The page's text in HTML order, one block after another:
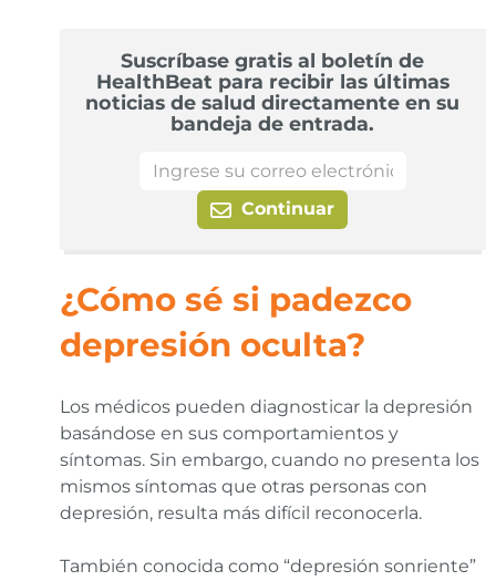
Suscríbase gratis al boletín de
HealthBeat para recibir las últimas
noticias de salud directamente en su
bandeja de entrada.
Continuar
¿Cómo sé si padezco
depresión oculta?
Los médicos pueden diagnosticar la depresión
basándose en sus comportamientos y
síntomas. Sin embargo, cuando no presenta los
mismos síntomas que otras personas con
depresión, resulta más difícil reconocerla.
También conocida como “depresión sonriente”